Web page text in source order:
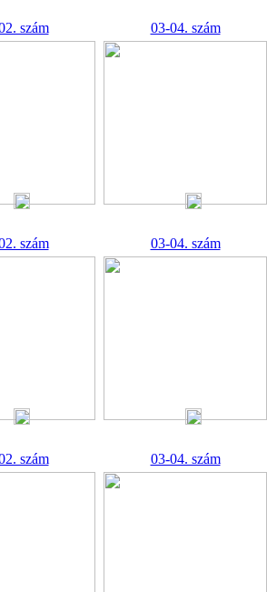
szám 03-04. szám
szám 03-04. szám
szám 03-04. szám